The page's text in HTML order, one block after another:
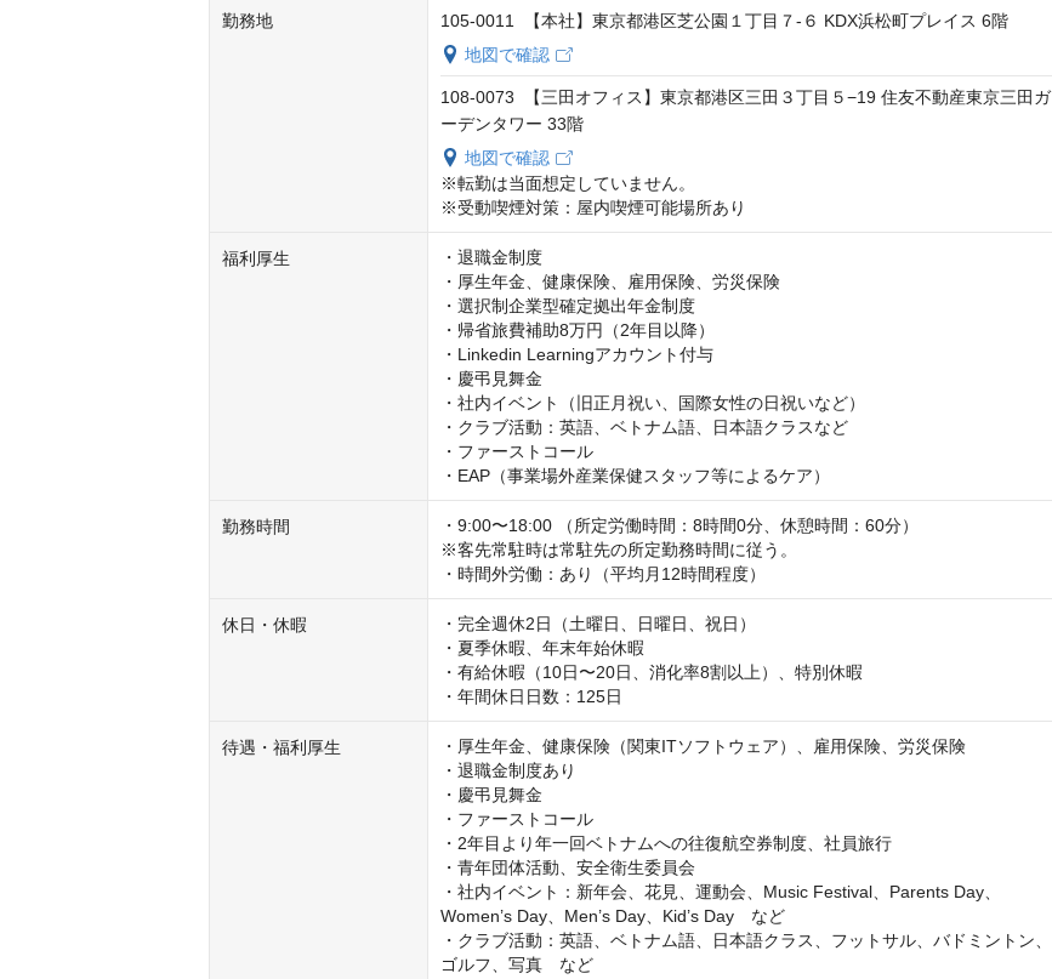
勤務地
105-0011 【本社】東京都港区芝公園１丁目７-６ KDX浜松町プレイス 6階
地図で確認
108-0073 【三田オフィス】東京都港区三田３丁目５−19 住友不動産東京三田ガ
ーデンタワー 33階
地図で確認
※転勤は当面想定していません。
※受動喫煙対策：屋内喫煙可能場所あり
福利厚生
・退職金制度
・厚生年金、健康保険、雇用保険、労災保険
・選択制企業型確定拠出年金制度
・帰省旅費補助8万円（2年目以降）
・Linkedin Learningアカウント付与
・慶弔見舞金
・社内イベント（旧正月祝い、国際女性の日祝いなど）
・クラブ活動：英語、ベトナム語、日本語クラスなど
・ファーストコール
・EAP（事業場外産業保健スタッフ等によるケア）
勤務時間
・9:00〜18:00 （所定労働時間：8時間0分、休憩時間：60分）
※客先常駐時は常駐先の所定勤務時間に従う。
・時間外労働：あり（平均月12時間程度）
休日・休暇
・完全週休2日（土曜日、日曜日、祝日）
・夏季休暇、年末年始休暇
・有給休暇（10日〜20日、消化率8割以上）、特別休暇
・年間休日日数：125日
待遇・福利厚生
・厚生年金、健康保険（関東ITソフトウェア）、雇用保険、労災保険
・退職金制度あり
・慶弔見舞金
・ファーストコール
・2年目より年一回ベトナムへの往復航空券制度、社員旅行
・青年団体活動、安全衛生委員会
・社内イベント：新年会、花見、運動会、Music Festival、Parents Day、
Women’s Day、Men’s Day、Kid’s Day　など
・クラブ活動：英語、ベトナム語、日本語クラス、フットサル、バドミントン、
ゴルフ、写真　など